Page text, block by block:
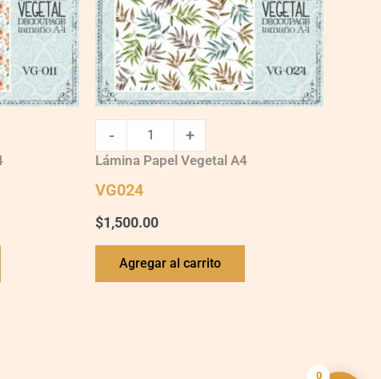
- +
Lámina Papel Vegetal A4
VG024
$1,500.00
Agregar al carrito
0